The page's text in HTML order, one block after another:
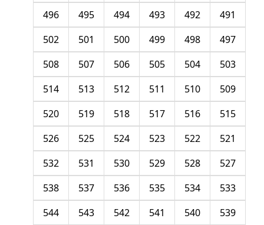
491
492
493
494
495
496
497
498
499
500
501
502
503
504
505
506
507
508
509
510
511
512
513
514
515
516
517
518
519
520
521
522
523
524
525
526
527
528
529
530
531
532
533
534
535
536
537
538
539
540
541
542
543
544